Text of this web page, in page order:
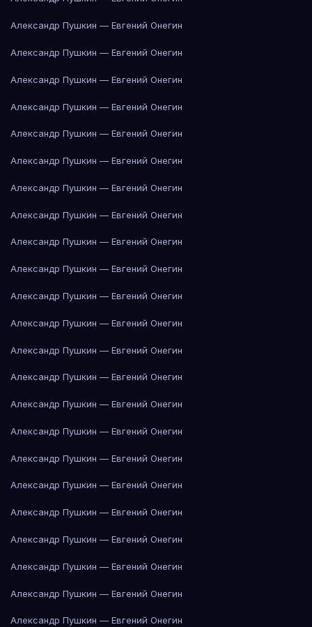
Александр Пушкин — Евгений Онегин
Александр Пушкин — Евгений Онегин
Александр Пушкин — Евгений Онегин
Александр Пушкин — Евгений Онегин
Александр Пушкин — Евгений Онегин
Александр Пушкин — Евгений Онегин
Александр Пушкин — Евгений Онегин
Александр Пушкин — Евгений Онегин
Александр Пушкин — Евгений Онегин
Александр Пушкин — Евгений Онегин
Александр Пушкин — Евгений Онегин
Александр Пушкин — Евгений Онегин
Александр Пушкин — Евгений Онегин
Александр Пушкин — Евгений Онегин
Александр Пушкин — Евгений Онегин
Александр Пушкин — Евгений Онегин
Александр Пушкин — Евгений Онегин
Александр Пушкин — Евгений Онегин
Александр Пушкин — Евгений Онегин
Александр Пушкин — Евгений Онегин
Александр Пушкин — Евгений Онегин
Александр Пушкин — Евгений Онегин
Александр Пушкин — Евгений Онегин